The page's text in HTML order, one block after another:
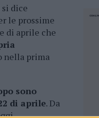
dice
le prossime
di aprile che
nella prima
sono
di aprile. Da